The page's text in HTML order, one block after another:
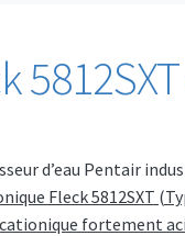
d’eau Pentair
Fleck 5812SXT
fortement